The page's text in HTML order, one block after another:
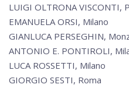
LUIGI OLTRONA VISCONTI,
EMANUELA ORSI, Milano
GIANLUCA PERSEGHIN,
ANTONIO E. PONTIROLI,
LUCA ROSSETTI, Milano
GIORGIO SESTI, Roma